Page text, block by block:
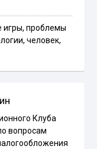
игры, проблемы
,человек,
Клуба
вопросам